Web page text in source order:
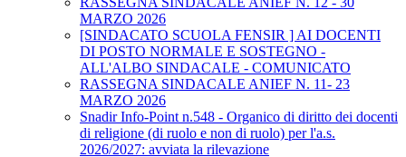
MARZO 2026
[SINDACATO SCUOLA FENSIR ] AI DOCENTI
DI POSTO NORMALE E SOSTEGNO -
ALL'ALBO SINDACALE - COMUNICATO
RASSEGNA SINDACALE ANIEF N. 11- 23
MARZO 2026
Snadir Info-Point n.548 - Organico di diritto dei docenti
di religione (di ruolo e non di ruolo) per l'a.s.
2026/2027: avviata la rilevazione